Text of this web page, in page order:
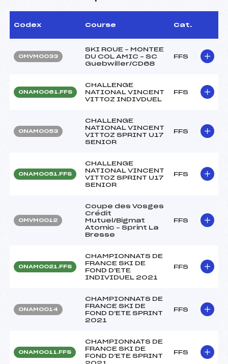
Codex Course Cat.
OMVM0033
SKI ROUE – MONTEE
DU COL AMIC – SC
Guebwiller/CD68
FFS
ONAM0061.FFS
CHALLENGE
NATIONAL VINCENT
VITTOZ INDIVDUEL
FFS
ONAM0053
CHALLENGE
NATIONAL VINCENT
VITTOZ SPRINT U17
SENIOR
FFS
ONAM0051.FFS
CHALLENGE
NATIONAL VINCENT
VITTOZ SPRINT U17
SENIOR
FFS
OMVM0012
Coupe des Vosges
Crédit
Mutuel/Bigmat
Atomic – Sprint La
Bresse
FFS
ONAM0021.FFS
CHAMPIONNATS DE
FRANCE SKI DE
FOND D'ETE
INDIVIDUEL 2021
FFS
ONAM0014
CHAMPIONNATS DE
FRANCE SKI DE
FOND D'ETE SPRINT
2021
FFS
ONAM0011.FFS
CHAMPIONNATS DE
FRANCE SKI DE
FOND D'ETE SPRINT
2021
FFS